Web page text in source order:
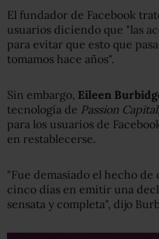
El fundador de Facebook
usuarios diciendo que "las
para evitar que esto que
tomamos hace años".
Sin embargo, Eileen
tecnología de Passion Capital,
para los usuarios de
en restablecerse.
"Fue demasiado el hecho
cinco días en emitir una
sensata y completa", dijo